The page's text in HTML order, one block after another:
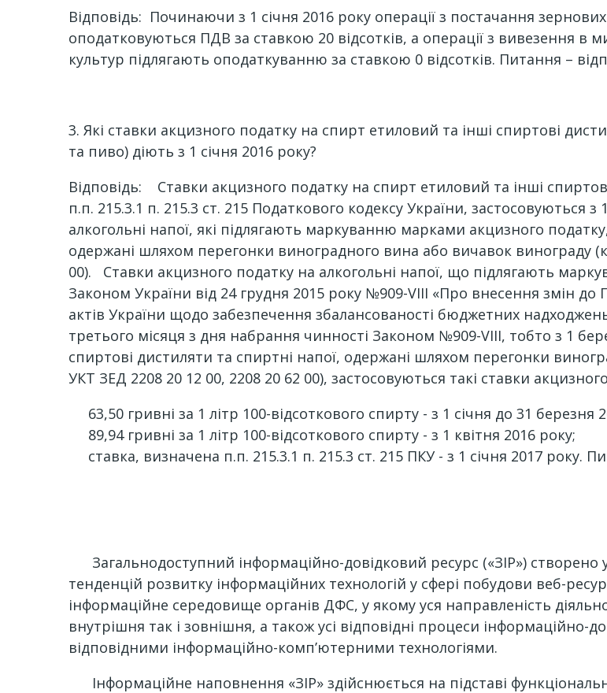
Відповідь: Починаючи з 1 січня 2016 року операції з постачання
оподатковуються ПДВ за ставкою 20 відсотків, а операції з вивезення в
культур підлягають оподаткуванню за ставкою 0 відсотків. Питання –
3. Які ставки акцизного податку на спирт етиловий та інші спиртові
та пиво) діють з 1 січня 2016 року?
Відповідь: Ставки акцизного податку на спирт етиловий та інші
п.п. 215.3.1 п. 215.3 ст. 215 Податкового кодексу України, застосовуються
алкогольні напої, які підлягають маркуванню марками акцизного
одержані шляхом перегонки виноградного вина або вичавок винограду
00). Ставки акцизного податку на алкогольні напої, що підлягають
Законом України від 24 грудня 2015 року №909-VIII «Про внесення змін до
актів України щодо забезпечення збалансованості бюджетних
третього місяця з дня набрання чинності Законом №909-VIII, тобто з 1
спиртові дистиляти та спиртні напої, одержані шляхом перегонки
УКТ ЗЕД 2208 20 12 00, 2208 20 62 00), застосовуються такі ставки
63,50 гривні за 1 літр 100-відсоткового спирту - з 1 січня до 31 березня
89,94 гривні за 1 літр 100-відсоткового спирту - з 1 квітня 2016 року;
ставка, визначена п.п. 215.3.1 п. 215.3 ст. 215 ПКУ - з 1 січня 2017 року.
Загальнодоступний інформаційно-довідковий ресурс («ЗІР») створено
тенденцій розвитку інформаційних технологій у сфері побудови веб-
інформаційне середовище органів ДФС, у якому уся направленість
внутрішня так і зовнішня, а також усі відповідні процеси інформаційно-
відповідними інформаційно-комп’ютерними технологіями.
Інформаційне наповнення «ЗІР» здійснюється на підставі